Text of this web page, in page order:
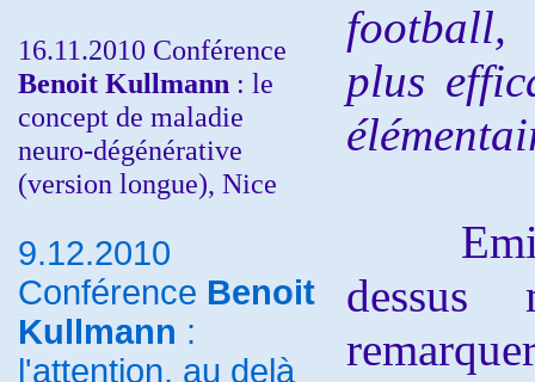
16.11.2010 Conférence
Benoit Kullmann : le
concept de maladie
neuro-dégénérative
(version longue), Nice
9.12.2010
Conférence Benoit
Kullmann :
l'attention, au delà
football,
plus